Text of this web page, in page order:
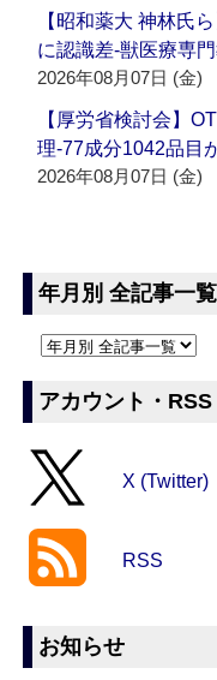
【昭和薬大 神林氏
に認識差‐獣医療専
2026年08月07日 (金)
【厚労省検討会】
理‐77成分1042品目
2026年08月07日 (金)
年月別 全記事一覧
アカウント・RSS
X (Twitter)
RSS
お知らせ